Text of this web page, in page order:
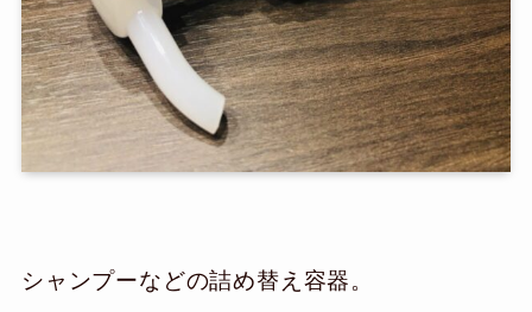
シャンプーなどの詰め替え容器。